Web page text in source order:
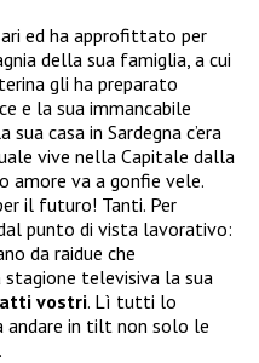
ed ha approfittato per
della sua famiglia, a cui
gli ha preparato
e la sua immancabile
casa in Sardegna c’era
vive nella Capitale dalla
amore va a gonfie vele.
il futuro! Tanti. Per
punto di vista lavorativo:
da raidue che
televisiva la sua
vostri. Lì tutti lo
andare in tilt non solo le